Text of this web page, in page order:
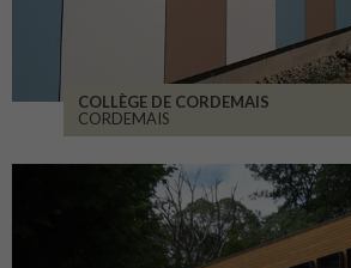
COLLÈGE DE CORDEMAIS
CORDEMAIS